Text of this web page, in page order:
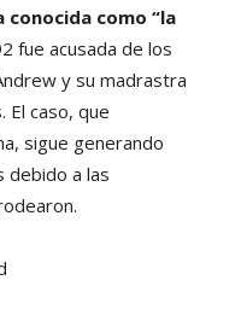
como “la
fue acusada de los
y su madrastra
El caso, que
sigue generando
debido a las